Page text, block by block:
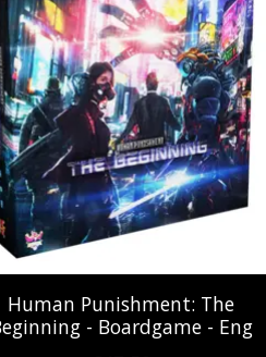
Human Punishment: The
- Boardgame - Eng